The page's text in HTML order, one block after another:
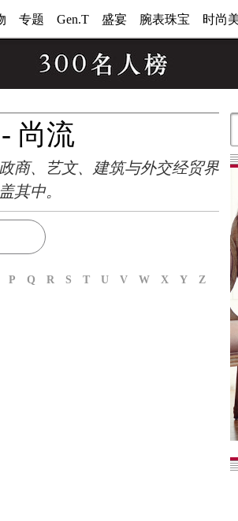
专题 Gen.T 盛宴 腕表珠宝 时尚
尚流
商、艺文、建筑与外交经贸界
其中。
P Q R S T U V W X Y Z